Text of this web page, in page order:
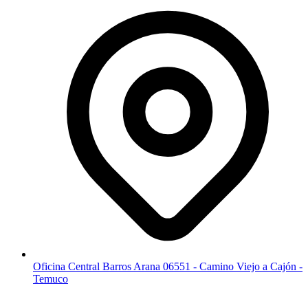
Oficina Central Barros Arana 06551 - Camino Viejo a Cajón -
Temuco